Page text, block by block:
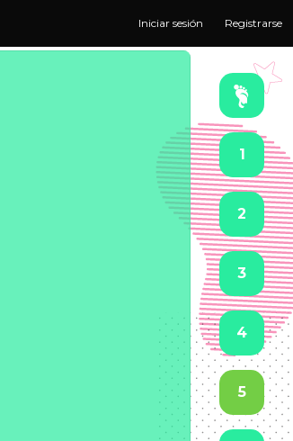
Iniciar sesión Registrarse
1
2
3
4
5